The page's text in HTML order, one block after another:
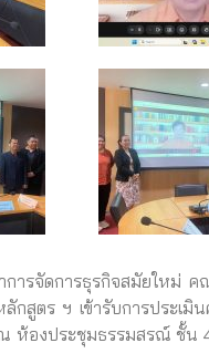
จัดการธุรกิจสมัยใหม่ ค
กสูตร ฯ เข้ารับการประเมิ
ห้องประชุมธรรมสรณ์ ชั้น